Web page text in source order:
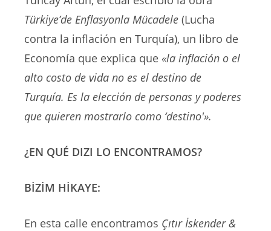
Türkiye’de Enflasyonla Mücadele (Lucha
contra la inflación en Turquía), un libro de
Economía que explica que «la inflación o el
alto costo de vida no es el destino de
Turquía. Es la elección de personas y poderes
que quieren mostrarlo como ‘destino'».
¿EN QUÉ DIZI LO ENCONTRAMOS?
BİZİM HİKAYE:
En esta calle encontramos Çıtır İskender &